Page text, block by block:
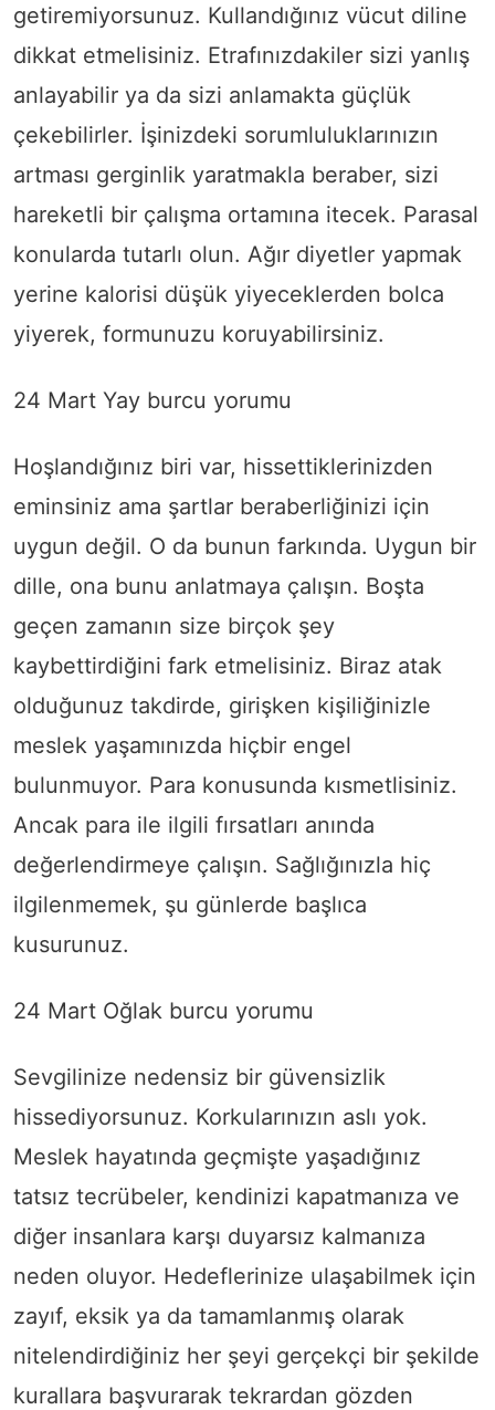
getiremiyorsunuz. Kullandığınız vücut diline
dikkat etmelisiniz. Etrafınızdakiler sizi yanlış
anlayabilir ya da sizi anlamakta güçlük
çekebilirler. İşinizdeki sorumluluklarınızın
artması gerginlik yaratmakla beraber, sizi
hareketli bir çalışma ortamına itecek. Parasal
konularda tutarlı olun. Ağır diyetler yapmak
yerine kalorisi düşük yiyeceklerden bolca
yiyerek, formunuzu koruyabilirsiniz.
24 Mart Yay burcu yorumu
Hoşlandığınız biri var, hissettiklerinizden
eminsiniz ama şartlar beraberliğinizi için
uygun değil. O da bunun farkında. Uygun bir
dille, ona bunu anlatmaya çalışın. Boşta
geçen zamanın size birçok şey
kaybettirdiğini fark etmelisiniz. Biraz atak
olduğunuz takdirde, girişken kişiliğinizle
meslek yaşamınızda hiçbir engel
bulunmuyor. Para konusunda kısmetlisiniz.
Ancak para ile ilgili fırsatları anında
değerlendirmeye çalışın. Sağlığınızla hiç
ilgilenmemek, şu günlerde başlıca
kusurunuz.
24 Mart Oğlak burcu yorumu
Sevgilinize nedensiz bir güvensizlik
hissediyorsunuz. Korkularınızın aslı yok.
Meslek hayatında geçmişte yaşadığınız
tatsız tecrübeler, kendinizi kapatmanıza ve
diğer insanlara karşı duyarsız kalmanıza
neden oluyor. Hedeflerinize ulaşabilmek için
zayıf, eksik ya da tamamlanmış olarak
nitelendirdiğiniz her şeyi gerçekçi bir şekilde
kurallara başvurarak tekrardan gözden